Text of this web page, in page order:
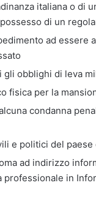
italiana o di
di un
ad essere
gli obblighi di leva
fisica per la
condanna
e politici del paese
ad indirizzo
professionale in